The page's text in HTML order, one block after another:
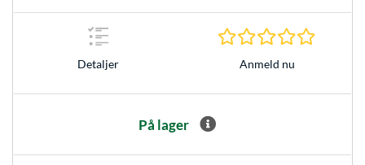
Detaljer Anmeld nu
På lager